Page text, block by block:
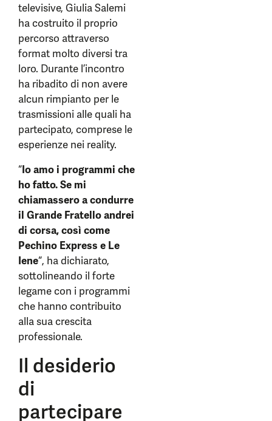
televisive, Giulia Salemi
ha costruito il proprio
percorso attraverso
format molto diversi tra
loro. Durante l’incontro
ha ribadito di non avere
alcun rimpianto per le
trasmissioni alle quali ha
partecipato, comprese le
esperienze nei reality.
“Io amo i programmi che
ho fatto. Se mi
chiamassero a condurre
il Grande Fratello andrei
di corsa, così come
Pechino Express e Le
Iene“, ha dichiarato,
sottolineando il forte
legame con i programmi
che hanno contribuito
alla sua crescita
professionale.
Il desiderio
di
partecipare